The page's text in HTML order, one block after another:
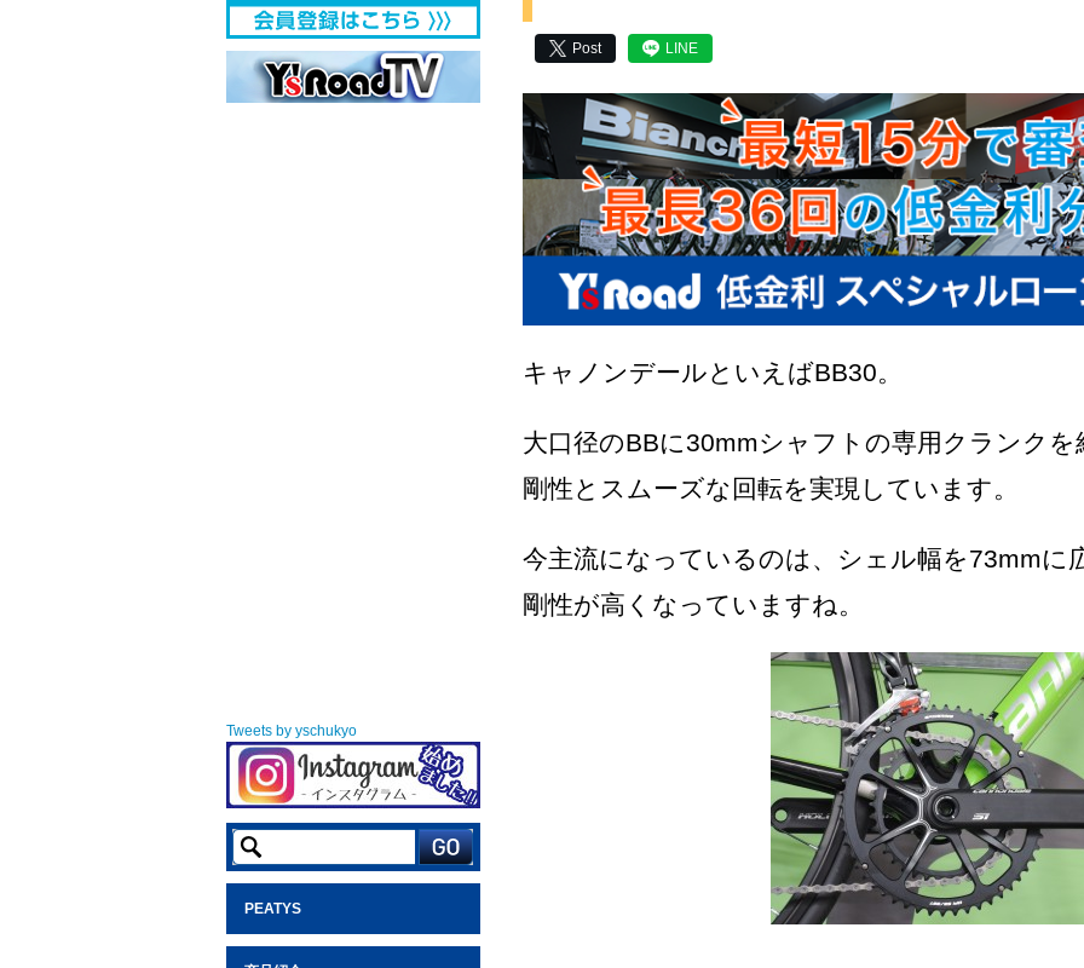
Tweets by yschukyo
PEATYS
Post LINE
キャノンデールといえばBB30。
大口径のBBに30mmシャフトの専用クランク
剛性とスムーズな回転を実現しています。
今主流になっているのは、シェル幅を73mmに
剛性が高くなっていますね。